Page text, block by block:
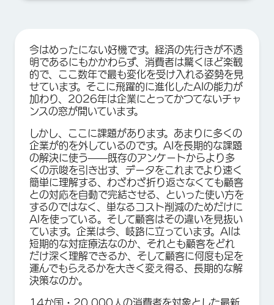
今はめったにない好機です。経済の先行きが不透
明であるにもかかわらず、消費者は驚くほど楽観
的で、ここ数年で最も変化を受け入れる姿勢を見
せています。そこに飛躍的に進化したAIの能力が
加わり、2026年は企業にとってかつてないチャ
ンスの窓が開いています。
しかし、ここに課題があります。あまりに多くの
企業が的を外しているのです。AIを長期的な課題
の解決に使う——既存のアンケートからより多
くの示唆を引き出す、データをこれまでより速く
簡単に理解する、わざわざ折り返さなくても顧客
との対応を自動で完結させる、といった使い方を
するのではなく、単なるコスト削減のためだけに
AIを使っている。そして顧客はその違いを見抜い
ています。企業は今、岐路に立っています。AIは
短期的な対症療法なのか、それとも顧客をどれ
だけ深く理解できるか、そして顧客に何度も足を
運んでもらえるかを大きく変え得る、長期的な解
決策なのか。
14か国・20,000人の消費者を対象とした最新